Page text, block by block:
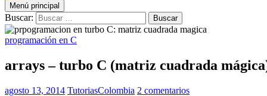
Menú principal
Buscar:
programación en C
arrays – turbo C (matriz cuadrada
agosto 13, 2014 TutoriasColombia 2 comentarios